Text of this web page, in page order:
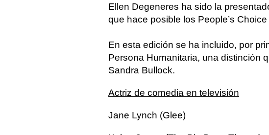
Ellen Degeneres ha sido la
que hace posible los People’s
En esta edición se ha incluido, por
Persona Humanitaria, una distinción
Sandra Bullock.
Actriz de comedia en televisión
Jane Lynch (Glee)